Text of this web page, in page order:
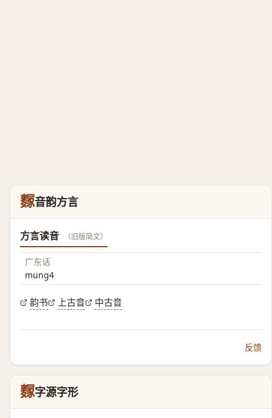
䴿音韵方言
方言读音 （旧版简文）
广东话
mung4
韵书 上古音 中古音
反馈
䴿字源字形